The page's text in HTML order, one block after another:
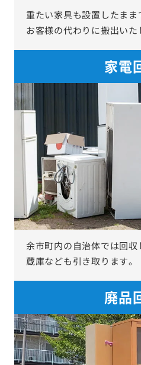
重たい家具も設置したまま
お客様の代わりに搬出いた
家電
余市町内の自治体では回収
蔵庫なども引き取ります。
廃品